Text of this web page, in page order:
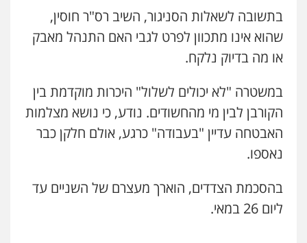
בתשובה לשאלות הסניגור, השיב רס"ר חוסין,
שהוא אינו מתכוון לפרט לגבי האם התנהל מאבק
או מה בדיוק נלקח.
במשטרה "לא יכולים לשלול" היכרות מוקדמת בין
הקורבן לבין מי מהחשודים. נודע, כי נושא מצלמות
האבטחה עדיין "בעבודה" כרגע, אולם חלקן כבר
נאספו.
בהסכמת הצדדים, הוארך מעצרם של השניים עד
ליום 26 במאי.
קורל קרוז – עורך דין פלילי
משפט פלילי
0545437431
פלילי פשיעה חמורה ליווי וייצוג בחקירות
ומעצרים
0508824984
עו"ד שגיא אקו
פלילי מעצרים וחקירות סמים עבירות מין